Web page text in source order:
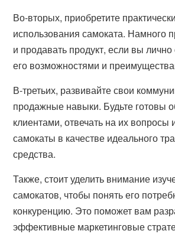
Во-вторых, приобретите
использования самоката. Намного
и продавать продукт, если вы
его возможностями и
В-третьих, развивайте свои
продажные навыки. Будьте готовы
клиентами, отвечать на их вопросы
самокаты в качестве идеального
средства.
Также, стоит уделить внимание
самокатов, чтобы понять его
конкуренцию. Это поможет вам
эффективные маркетинговые